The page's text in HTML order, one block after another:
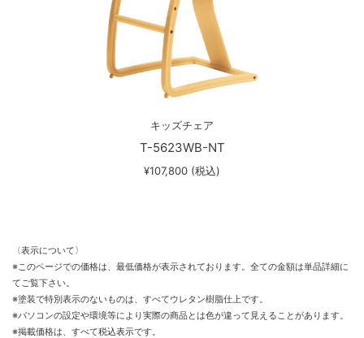
キッズチェア
T-5623WB-NT
¥107,800 (税込)
〈表示について〉
※このページでの価格は、最低価格が表示されております。全ての金額は単品詳細に
てご覧下さい。
※塗装で特別表示のないものは、すべてウレタン樹脂仕上です。
※パソコンの設定や環境等により実際の商品とは色が違って見えることがあります。
※掲載価格は、すべて税込表示です。